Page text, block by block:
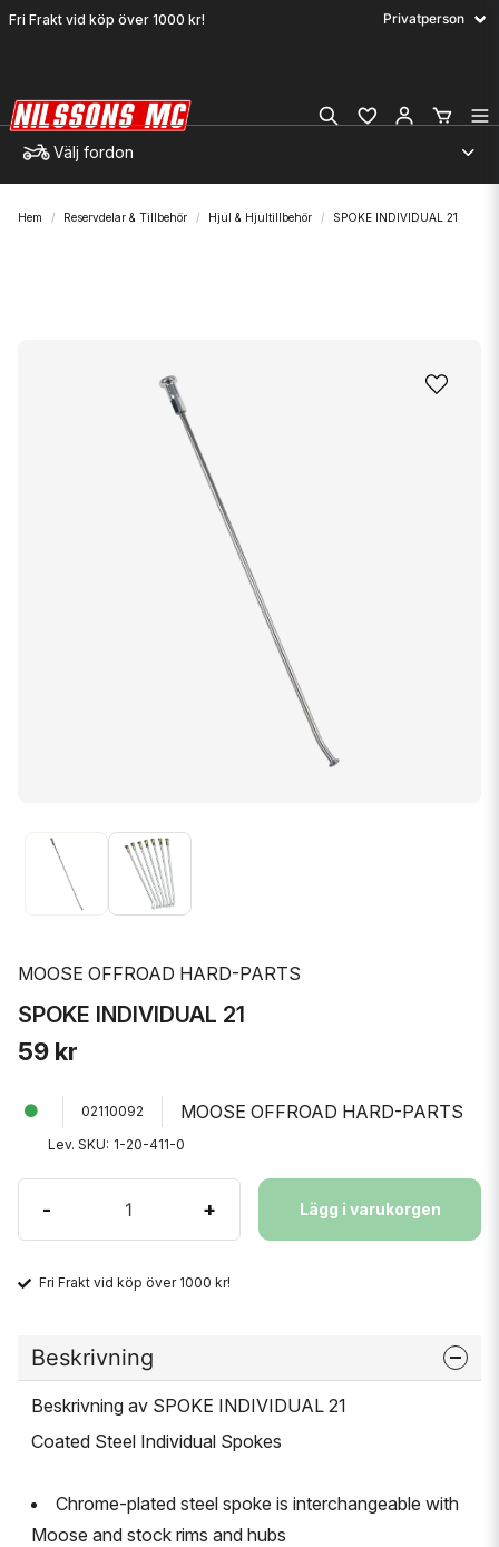
Fri Frakt vid köp över 1000 kr!
Välj fordon
Hem Reservdelar & Tillbehör Hjul & Hjultillbehör SPOKE INDIVIDUAL 21
MOOSE OFFROAD HARD-PARTS
SPOKE INDIVIDUAL 21
59 kr
02110092 MOOSE OFFROAD HARD-PARTS
Lev. SKU: 1-20-411-0
- + Lägg i varukorgen
Fri Frakt vid köp över 1000 kr!
Beskrivning
Beskrivning av SPOKE INDIVIDUAL 21
Coated Steel Individual Spokes
Chrome-plated steel spoke is interchangeable with
Moose and stock rims and hubs